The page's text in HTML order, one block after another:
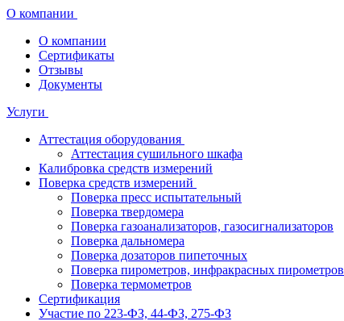
О компании
О компании
Сертификаты
Отзывы
Документы
Услуги
Аттестация оборудования
Аттестация сушильного шкафа
Калибровка средств измерений
Поверка средств измерений
Поверка пресс испытательный
Поверка твердомера
Поверка газоанализаторов, газосигнализаторов
Поверка дальномера
Поверка дозаторов пипеточных
Поверка пирометров, инфракрасных пирометров
Поверка термометров
Сертификация
Участие по 223-ФЗ, 44-ФЗ, 275-ФЗ